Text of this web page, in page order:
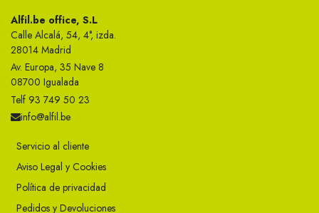
Alfil.be office, S.L
Calle Alcalá, 54, 4°, izda.
28014 Madrid
Av. Europa, 35 Nave 8
08700 Igualada
Telf 93 749 50 23
info@alfil.be
Servicio al cliente
Aviso Legal y Cookies
Política de privacidad
Pedidos y Devoluciones